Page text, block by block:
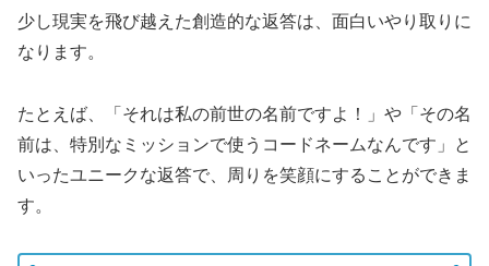
少し現実を飛び越えた創造的な返答は、面白いやり取りに
なります。
たとえば、「それは私の前世の名前ですよ！」や「その名
前は、特別なミッションで使うコードネームなんです」と
いったユニークな返答で、周りを笑顔にすることができま
す。